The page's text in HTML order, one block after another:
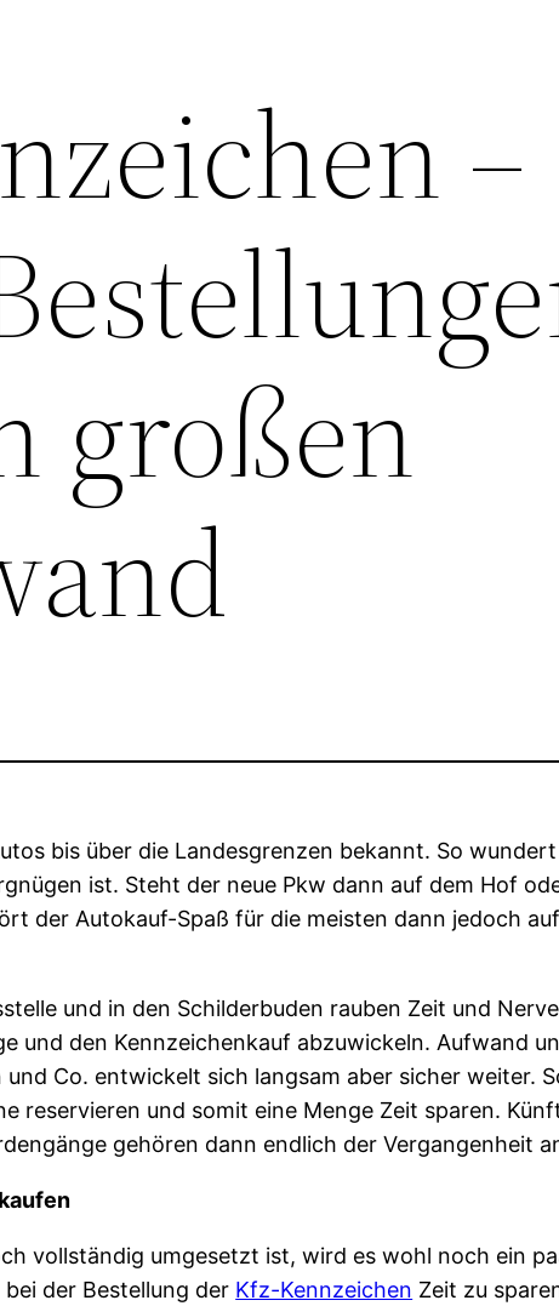
–
großen
bis über die Landesgrenzen bekannt. So
ist. Steht der neue Pkw dann auf dem Hof
der Autokauf-Spaß für die meisten dann jedoch
und in den Schilderbuden rauben Zeit und
und den Kennzeichenkauf abzuwickeln. Aufwand
und Co. entwickelt sich langsam aber sicher weiter.
reservieren und somit eine Menge Zeit sparen.
gehören dann endlich der Vergangenheit
vollständig umgesetzt ist, wird es wohl noch ein
der Bestellung der Kfz-Kennzeichen Zeit zu